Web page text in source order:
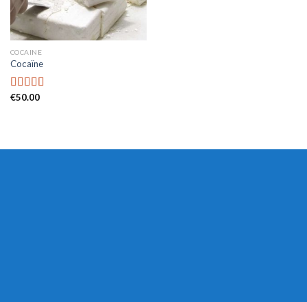
COCAINE
Cocaïne
Rated4.41
€50.00